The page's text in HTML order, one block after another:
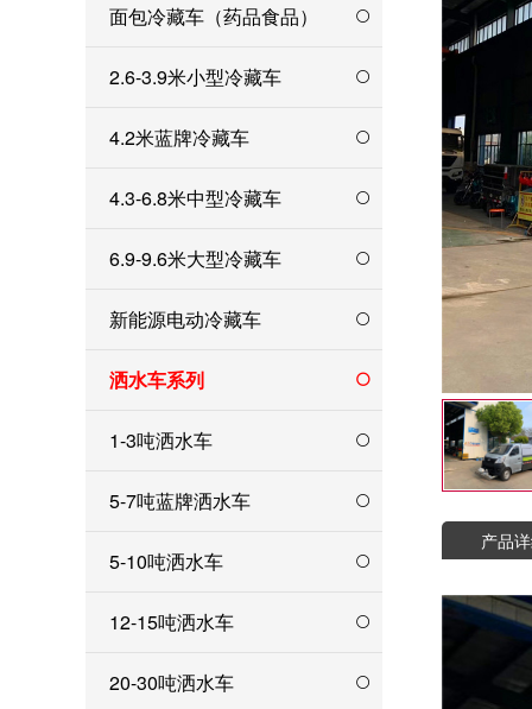
面包冷藏车（药品食品）
2.6-3.9米小型冷藏车
4.2米蓝牌冷藏车
4.3-6.8米中型冷藏车
6.9-9.6米大型冷藏车
新能源电动冷藏车
洒水车系列
1-3吨洒水车
5-7吨蓝牌洒水车
5-10吨洒水车
12-15吨洒水车
20-30吨洒水车
产品